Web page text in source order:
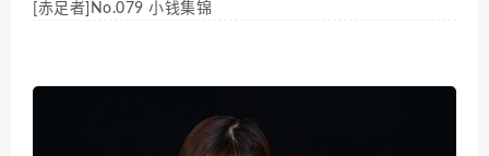
[赤足者]No.079 小钱集锦